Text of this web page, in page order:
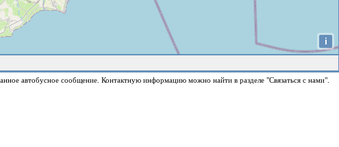
i
автобусное сообщение. Контактную информацию можно найти в разделе "Связаться с нами".